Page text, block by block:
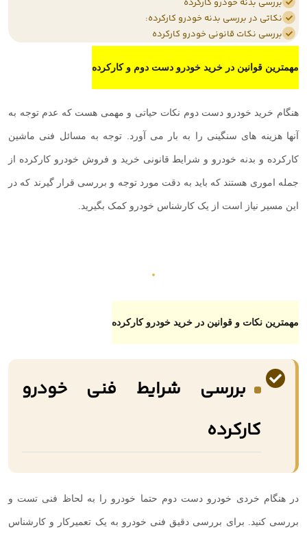
بررسی بدنه خودرو کارکرده
نکاتی در بررسی بدنه خودرو کارکرده:
بررسی نکات قانونی خودرو کارکرده
مهمترین قوانین در خرید خودرو دست دوم و کارکرده
هنگام خرید خودرو دست دوم نکات حیاتی و مهمی هست که عدم توجه به
آنها هزینه های سنگینی را به بار می آورد. توجه به مسائل فنی ماشین
کارکرده و بدنه خودرو و شرایط قانونی خرید و فروش خودرو کارکرده از
جمله اموری هستند که باید به دقت مورد توجه و بررسی قرار گیرند که در
این مسیر نیاز است از یک کارشناس خودرو کمک بگیرید.
مهمترین نکات و قوانین در خرید خودرو کارکرده
بررسی شرایط فنی خودرو
کارکرده
در هنگام خردی خودرو دست دوم حتما خودرو را به لحاظ فنی تست و
بررسی کنید. برای بررسی دقیق فنی خودرو به یک تعمیرکار و کارشناس